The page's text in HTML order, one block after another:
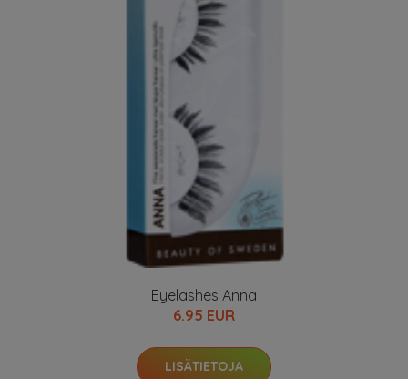
Eyelashes Anna
6.95 EUR
LISÄTIETOJA